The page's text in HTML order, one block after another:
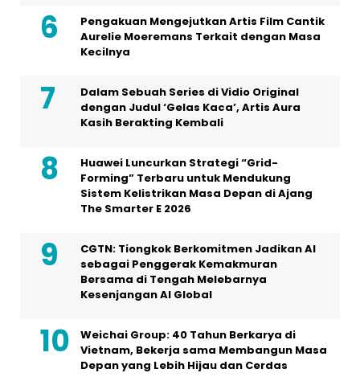
Pengakuan Mengejutkan Artis Film Cantik
Aurelie Moeremans Terkait dengan Masa
Kecilnya
Dalam Sebuah Series di Vidio Original
dengan Judul ‘Gelas Kaca’, Artis Aura
Kasih Berakting Kembali
Huawei Luncurkan Strategi “Grid-
Forming” Terbaru untuk Mendukung
Sistem Kelistrikan Masa Depan di Ajang
The Smarter E 2026
CGTN: Tiongkok Berkomitmen Jadikan AI
sebagai Penggerak Kemakmuran
Bersama di Tengah Melebarnya
Kesenjangan AI Global
Weichai Group: 40 Tahun Berkarya di
Vietnam, Bekerja sama Membangun Masa
Depan yang Lebih Hijau dan Cerdas